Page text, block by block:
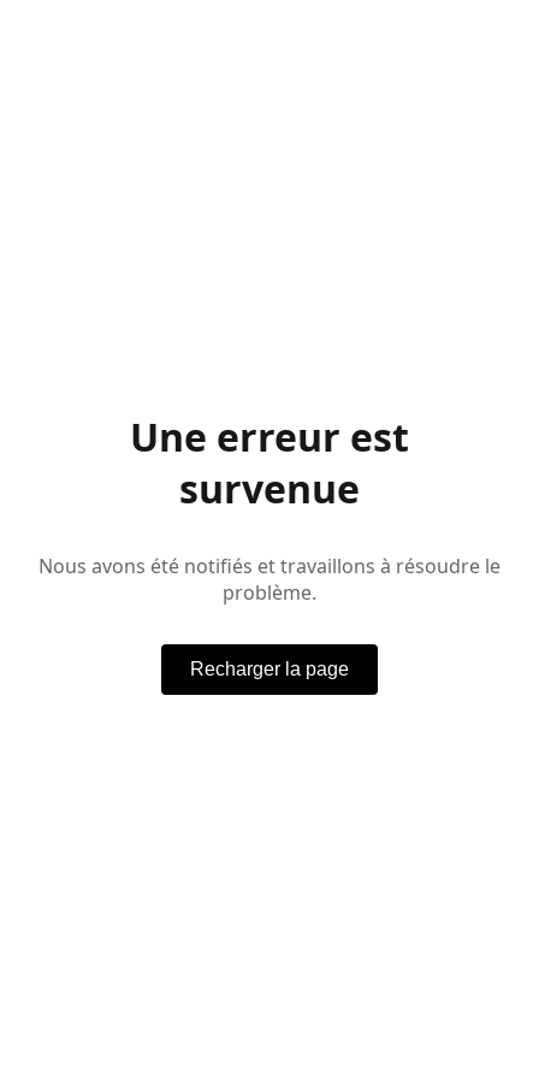
Une erreur est
survenue
Nous avons été notifiés et travaillons à résoudre le
problème.
Recharger la page